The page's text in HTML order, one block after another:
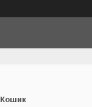
Кошик